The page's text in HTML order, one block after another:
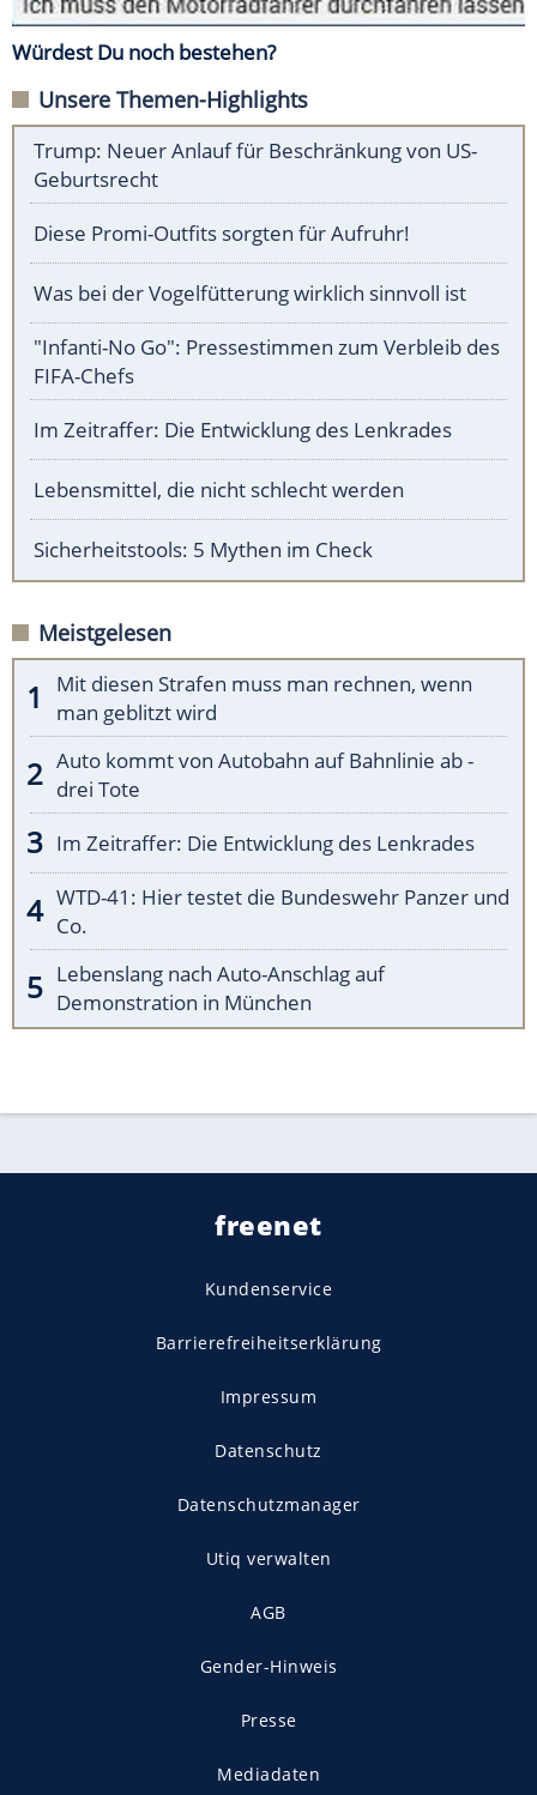
Würdest Du noch bestehen?
Unsere Themen-Highlights
Trump: Neuer Anlauf für Beschränkung von US-
Geburtsrecht
Diese Promi-Outfits sorgten für Aufruhr!
Was bei der Vogelfütterung wirklich sinnvoll ist
"Infanti-No Go": Pressestimmen zum Verbleib des
FIFA-Chefs
Im Zeitraffer: Die Entwicklung des Lenkrades
Lebensmittel, die nicht schlecht werden
Sicherheitstools: 5 Mythen im Check
Meistgelesen
Mit diesen Strafen muss man rechnen, wenn
man geblitzt wird
Auto kommt von Autobahn auf Bahnlinie ab -
drei Tote
Im Zeitraffer: Die Entwicklung des Lenkrades
WTD-41: Hier testet die Bundeswehr Panzer und
Co.
Lebenslang nach Auto-Anschlag auf
Demonstration in München
freenet
Kundenservice
Barrierefreiheitserklärung
Impressum
Datenschutz
Datenschutzmanager
Utiq verwalten
AGB
Gender-Hinweis
Presse
Mediadaten